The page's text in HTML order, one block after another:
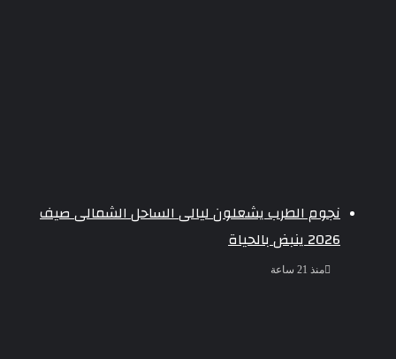
نجوم الطرب يشعلون ليالى الساحل الشمالى صيف
2026 ينبض بالحياة
منذ 21 ساعة